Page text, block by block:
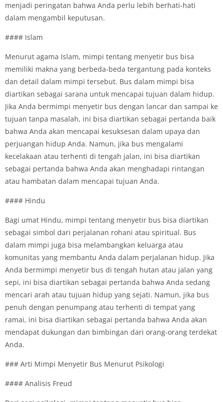
menjadi peringatan bahwa Anda perlu lebih berhati-hati
dalam mengambil keputusan.
#### Islam
Menurut agama Islam, mimpi tentang menyetir bus bisa
memiliki makna yang berbeda-beda tergantung pada konteks
dan detail dalam mimpi tersebut. Bus dalam mimpi bisa
diartikan sebagai sarana untuk mencapai tujuan dalam hidup.
Jika Anda bermimpi menyetir bus dengan lancar dan sampai ke
tujuan tanpa masalah, ini bisa diartikan sebagai pertanda baik
bahwa Anda akan mencapai kesuksesan dalam upaya dan
perjuangan hidup Anda. Namun, jika bus mengalami
kecelakaan atau terhenti di tengah jalan, ini bisa diartikan
sebagai pertanda bahwa Anda akan menghadapi rintangan
atau hambatan dalam mencapai tujuan Anda.
#### Hindu
Bagi umat Hindu, mimpi tentang menyetir bus bisa diartikan
sebagai simbol dari perjalanan rohani atau spiritual. Bus
dalam mimpi juga bisa melambangkan keluarga atau
komunitas yang membantu Anda dalam perjalanan hidup. Jika
Anda bermimpi menyetir bus di tengah hutan atau jalan yang
sepi, ini bisa diartikan sebagai pertanda bahwa Anda sedang
mencari arah atau tujuan hidup yang sejati. Namun, jika bus
penuh dengan penumpang atau terhenti di tempat yang
ramai, ini bisa diartikan sebagai pertanda bahwa Anda akan
mendapat dukungan dan bimbingan dari orang-orang terdekat
Anda.
### Arti Mimpi Menyetir Bus Menurut Psikologi
#### Analisis Freud